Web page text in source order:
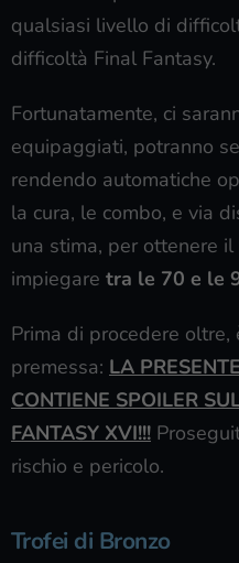
qualsiasi livello di
difficoltà Final Fantasy.
Fortunatamente, ci
equipaggiati, potranno
rendendo automatiche
la cura, le combo, e via
una stima, per ottenere
impiegare tra le 70 e le
Prima di procedere oltre,
premessa: LA
CONTIENE SPOILER
FANTASY XVI!!!
rischio e pericolo.
Trofei di Bronzo